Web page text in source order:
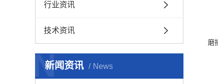
行业资讯
技术资讯
新闻资讯 News
N
磨